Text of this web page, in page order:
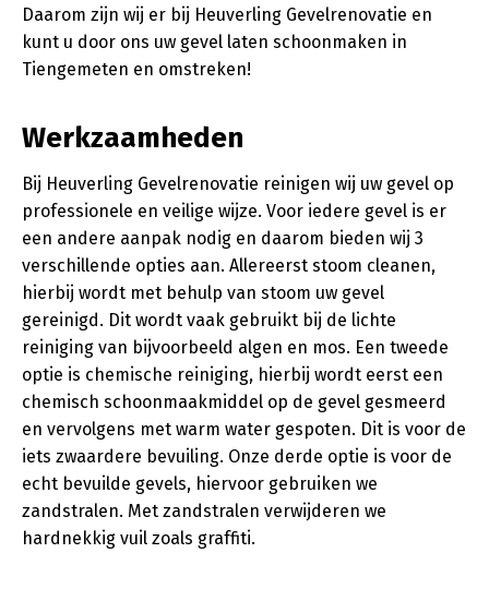
Daarom zijn wij er bij Heuverling Gevelrenovatie en
kunt u door ons uw gevel laten schoonmaken in
Tiengemeten en omstreken!
Werkzaamheden
Bij Heuverling Gevelrenovatie reinigen wij uw gevel op
professionele en veilige wijze. Voor iedere gevel is er
een andere aanpak nodig en daarom bieden wij 3
verschillende opties aan. Allereerst stoom cleanen,
hierbij wordt met behulp van stoom uw gevel
gereinigd. Dit wordt vaak gebruikt bij de lichte
reiniging van bijvoorbeeld algen en mos. Een tweede
optie is chemische reiniging, hierbij wordt eerst een
chemisch schoonmaakmiddel op de gevel gesmeerd
en vervolgens met warm water gespoten. Dit is voor de
iets zwaardere bevuiling. Onze derde optie is voor de
echt bevuilde gevels, hiervoor gebruiken we
zandstralen. Met zandstralen verwijderen we
hardnekkig vuil zoals graffiti.